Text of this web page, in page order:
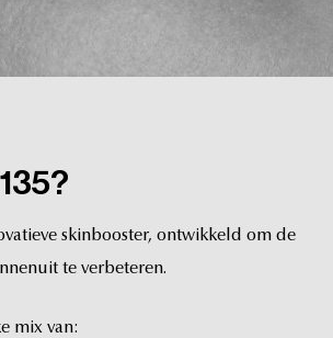
135?
skinbooster, ontwikkeld om de
te verbeteren.
mix van: